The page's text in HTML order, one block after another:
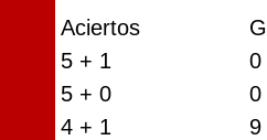
Aciertos
5 + 1
0
5 + 0
0
4 + 1
9